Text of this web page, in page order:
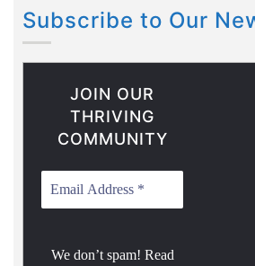
Subscribe to Our
JOIN OUR
THRIVING
COMMUNITY
We don’t spam! Read